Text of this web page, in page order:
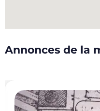
Annonces de la